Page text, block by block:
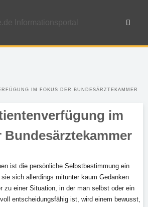
IM FOKUS DER BUNDESÄRZTEKAMMER
im
Bundesärztekammer
ist die persönliche Selbstbestimmung ein
sich allerdings mitunter kaum Gedanken
zu einer Situation, in der man selbst oder ein
entscheidungsfähig ist, wird einem bewusst,